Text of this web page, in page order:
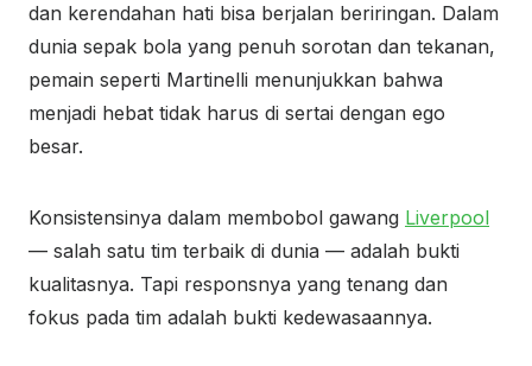
dan kerendahan hati bisa berjalan beriringan. Dalam
dunia sepak bola yang penuh sorotan dan tekanan,
pemain seperti Martinelli menunjukkan bahwa
menjadi hebat tidak harus di sertai dengan ego
besar.
Konsistensinya dalam membobol gawang Liverpool
— salah satu tim terbaik di dunia — adalah bukti
kualitasnya. Tapi responsnya yang tenang dan
fokus pada tim adalah bukti kedewasaannya.